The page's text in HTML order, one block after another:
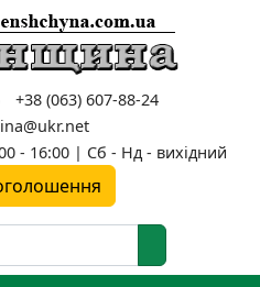
+38 (063) 607-88-24
- 16:00 | Сб - Нд - вихідний